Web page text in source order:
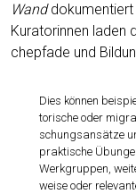
Wanddoku­men­tiert
Kura­to­rin­nen laden
che­pfa­de und
Dies kön­nen
to­ri­sche oder
schungs­an­sät­ze
prak­ti­sche
Werk­grup­pen,
wei­se oder